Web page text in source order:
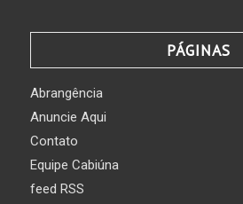
PÁGINAS
Abrangência
Anuncie Aqui
Contato
Equipe Cabiúna
feed RSS